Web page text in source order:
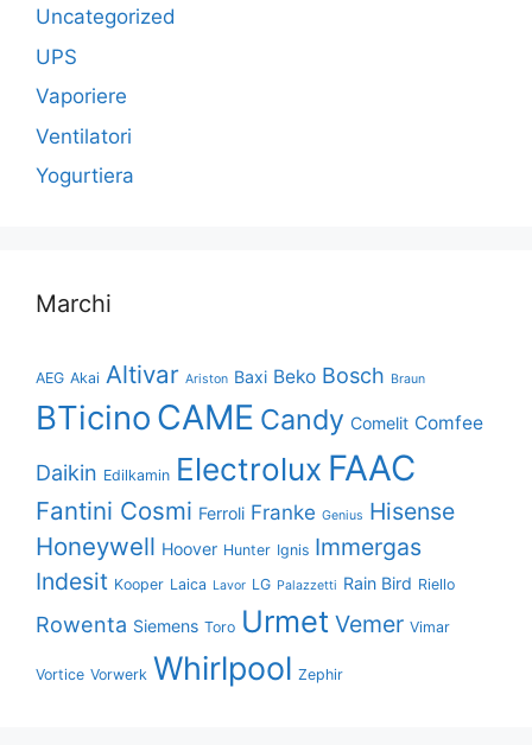
Uncategorized
UPS
Vaporiere
Ventilatori
Yogurtiera
Marchi
AEG Akai Altivar Ariston Baxi Beko Bosch Braun
BTicino CAME Candy Comelit Comfee
Daikin Edilkamin Electrolux FAAC
Fantini Cosmi Ferroli Franke Genius Hisense
Honeywell Hoover Hunter Ignis Immergas
Indesit Kooper Laica Lavor LG Palazzetti Rain Bird Riello
Rowenta Siemens Toro Urmet Vemer Vimar
Vortice Vorwerk Whirlpool Zephir